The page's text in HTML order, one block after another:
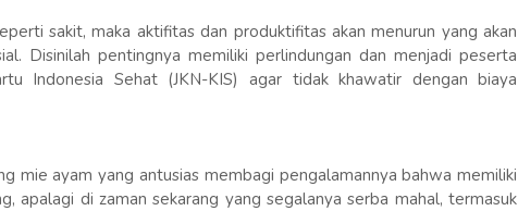
sakit, maka aktifitas dan produktifitas akan menurun yang akan
Disinilah pentingnya memiliki perlindungan dan menjadi peserta
Indonesia Sehat (JKN-KIS) agar tidak khawatir dengan biaya
mie ayam yang antusias membagi pengalamannya bahwa memiliki
apalagi di zaman sekarang yang segalanya serba mahal, termasuk